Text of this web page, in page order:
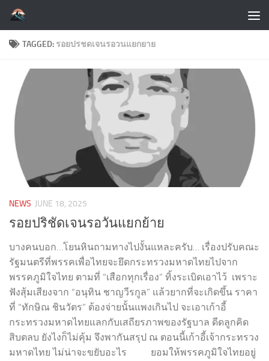
Skip to content
TAGGED: รอยปรชดเจนรอวนแยกยาย
NEWS JUNE 18, 2025
รอยปริชัดเจนรอวันแยกย้าย
บางคนบอก…โยนหินถามทางไปงั้นแหละครับ… เรื่องปรับคณะ
รัฐมนตรีที่พรรคเพื่อไทยจะยึดกระทรวงมหาดไทยไปจาก
พรรคภูมิใจไทย ตามที่ “เสือกทุกเรื่อง” ทิ้งระเบิดเอาไว้ เพราะ
ฟังสุ้มเสียงจาก “อนุทิน ชาญวีรกูล” แล้วยากที่จะเกิดขึ้น ราคา
ที่ “ทักษิณ ชินวัตร” ต้องจ่ายนั้นแพงเกินไป จะเอาเก้าอี้
กระทรวงมหาดไทยแลกกับเสถียรภาพของรัฐบาล ดีดลูกคิด
สิบตลบ ยังไงก็ไม่คุ้ม จึงพากันสรุป ณ ตอนนี้เก้าอี้เจ้ากระทรวง
มหาดไทย ไม่น่าจะขยับอะไร ยอมให้พรรคภูมิใจไทยอยู่